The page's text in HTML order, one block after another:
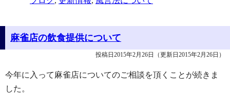
麻雀店の飲食提供について
投稿日2015年2月26日 （更新日2015年2月26日）
今年に入って麻雀店についてのご相談を頂くことが続きま
した。